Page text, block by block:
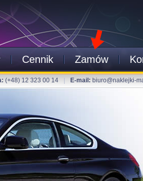
Cennik Zamów
(+48) 12 323 00 14 E-mail: biuro@naklejki-